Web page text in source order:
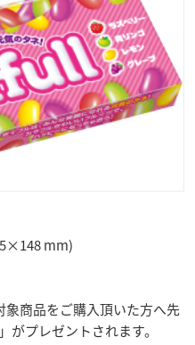
mm)
商品をご購入頂いた方へ先
がプレゼントされます。